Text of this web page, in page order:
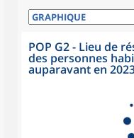
POP G2 - Lieu de
des personnes
auparavant en